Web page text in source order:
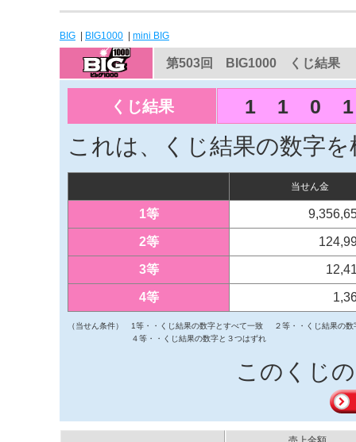
BIG BIG1000 mini BIG
第503回 BIG1000 くじ結果
くじ結果 1 1 0 1
これは、くじ結果の数字
当せん金
1等
2等
3等
4等
（当せん条件） 1等・・くじ結果の数字とすべて一致
２等・・くじ結果の
４等・・くじ結果の数字と３つはずれ
このくじ